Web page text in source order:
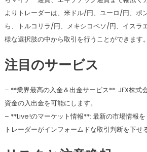
よりトレーダーは、米ドル/円、ユーロ/円、ポ
ら、トルコリラ/円、メキシコペソ/円、イスラ
様な選択肢の中から取引を行うことができます。
注目のサービス
– **業界最高の入金＆出金サービス**: JFX株式
資金の入出金を可能にします。
– **Live!のマーケット情報**: 最新の市場情報を
トレーダーがインフォームドな取引判断を下せ